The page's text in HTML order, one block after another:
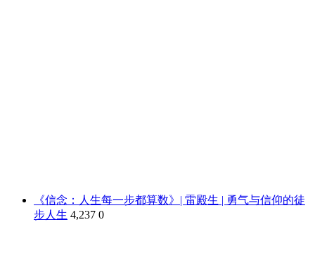
《信念：人生每一步都算数》| 雷殿生 | 勇气与信仰的徒
步人生 4,237 0